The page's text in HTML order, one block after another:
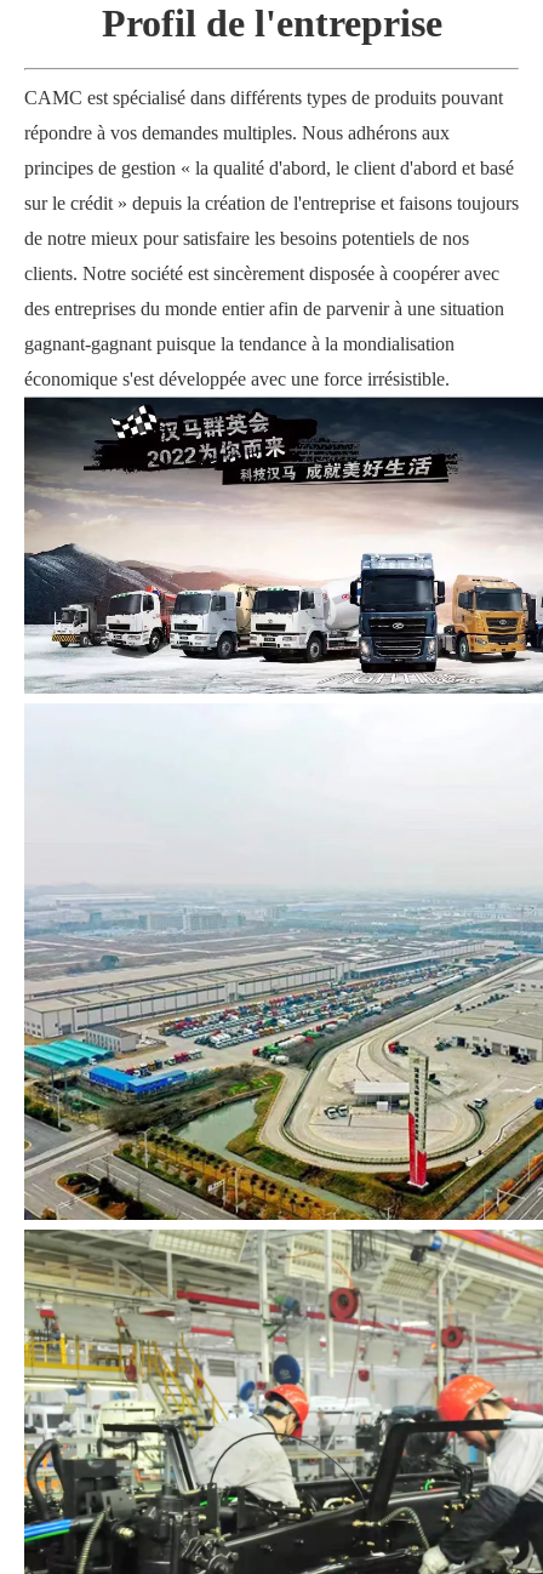
Profil de l'entreprise
CAMC est spécialisé dans différents types de produits pouvant
répondre à vos demandes multiples. Nous adhérons aux
principes de gestion « la qualité d'abord, le client d'abord et basé
sur le crédit » depuis la création de l'entreprise et faisons toujours
de notre mieux pour satisfaire les besoins potentiels de nos
clients. Notre société est sincèrement disposée à coopérer avec
des entreprises du monde entier afin de parvenir à une situation
gagnant-gagnant puisque la tendance à la mondialisation
économique s'est développée avec une force irrésistible.